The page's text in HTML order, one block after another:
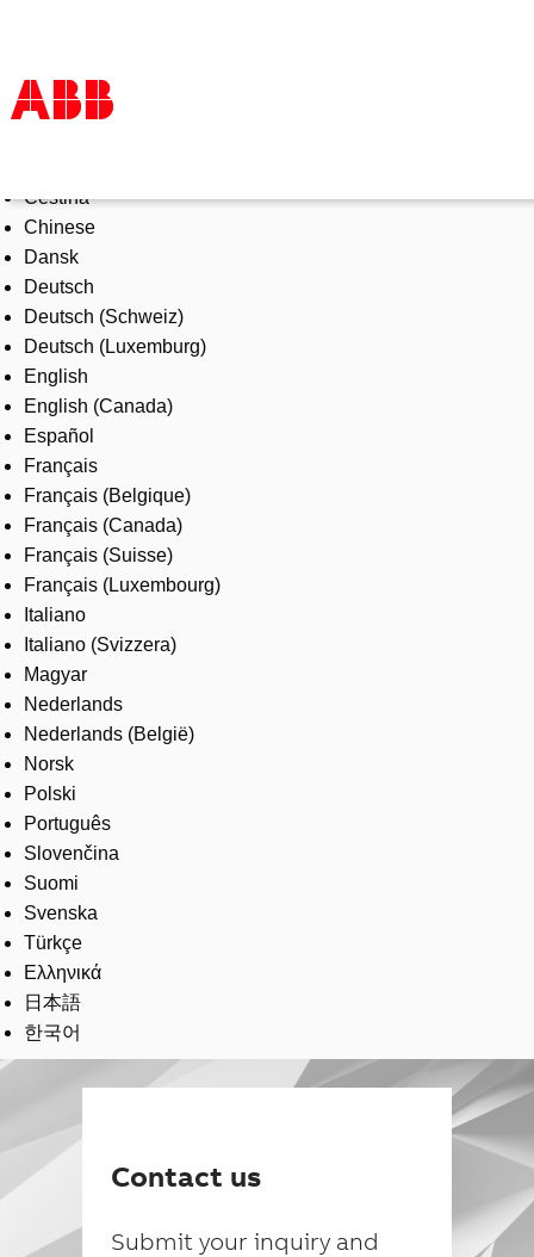
Products & Solutions
Industries
Services
About us
Where to buy
Contact us
Careers
Čeština
Chinese
Dansk
Deutsch
Deutsch (Schweiz)
Deutsch (Luxemburg)
English
English (Canada)
Español
Français
Français (Belgique)
Français (Canada)
Français (Suisse)
Français (Luxembourg)
Italiano
Italiano (Svizzera)
Magyar
Nederlands
Nederlands (België)
Norsk
Polski
Português
Slovenčina
Suomi
Svenska
Türkçe
Ελληνικά
日本語
한국어
Contact us
Submit your inquiry and